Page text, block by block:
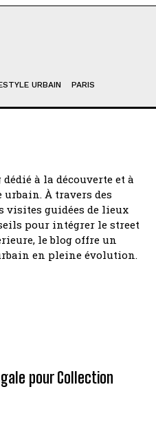
URBAIN PARIS
à la découverte et à
À travers des
visites guidées de lieux
pour intégrer le street
le blog offre un
en pleine évolution.
pour Collection